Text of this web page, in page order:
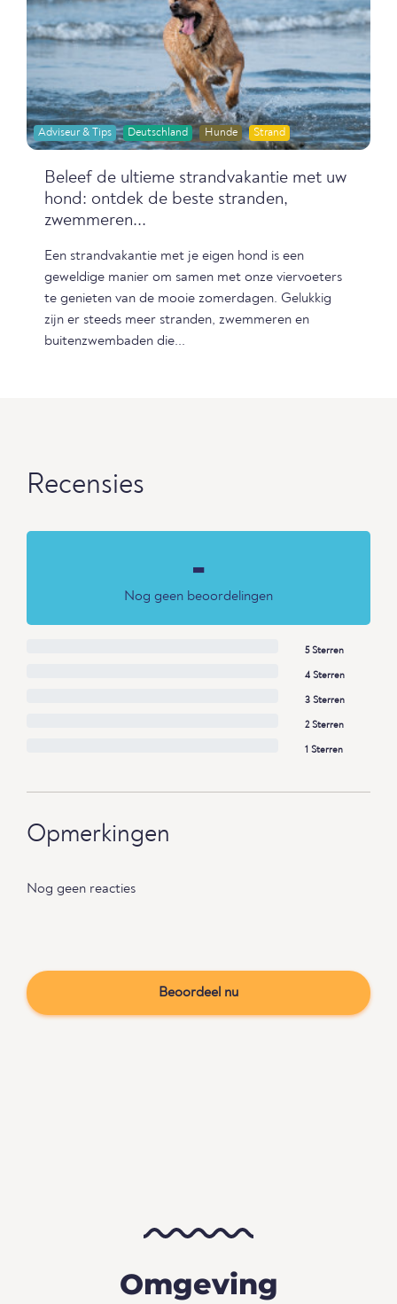
Adviseur & Tips Deutschland Hunde Strand
Beleef de ultieme strandvakantie met uw
hond: ontdek de beste stranden,
zwemmeren...
Een strandvakantie met je eigen hond is een
geweldige manier om samen met onze viervoeters
te genieten van de mooie zomerdagen. Gelukkig
zijn er steeds meer stranden, zwemmeren en
buitenzwembaden die...
Recensies
-
Nog geen beoordelingen
5 Sterren
4 Sterren
3 Sterren
2 Sterren
1 Sterren
Opmerkingen
Nog geen reacties
Beoordeel nu
Omgeving